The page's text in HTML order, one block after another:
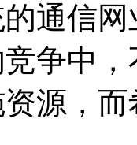
的通信
争中
源